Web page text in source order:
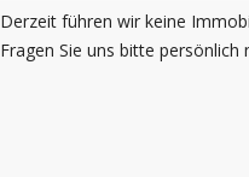
Derzeit führen wir keine
Fragen Sie uns bitte